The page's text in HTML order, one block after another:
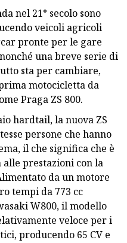
nel 21° secolo sono
veicoli agricoli
pronte per le gare
una breve serie di
sta per cambiare,
motocicletta da
Praga ZS 800.
hardtail, la nuova ZS
persone che hanno
il che significa che è
alle prestazioni con la
da un motore
tempi da 773 cc
W800, il modello
veloce per i
producendo 65 CV e